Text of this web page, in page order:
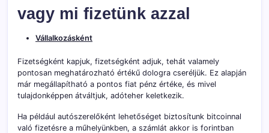
vagy mi fizetünk azzal
Vállalkozásként
Fizetségként kapjuk, fizetségként adjuk, tehát valamely
pontosan meghatározható értékű dologra cseréljük. Ez alapján
már megállapítható a pontos fiat pénz értéke, és mivel
tulajdonképpen átváltjuk, adóteher keletkezik.
Ha például autószerelőként lehetőséget biztosítunk bitcoinnal
való fizetésre a műhelyünkben, a számlát akkor is forintban